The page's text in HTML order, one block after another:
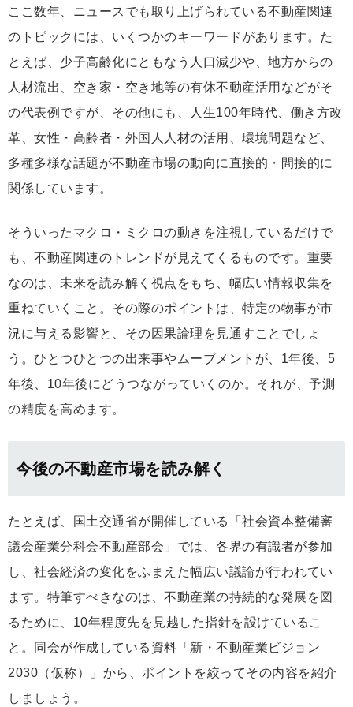
ここ数年、ニュースでも取り上げられている不動産関連
のトピックには、いくつかのキーワードがあります。た
とえば、少子高齢化にともなう人口減少や、地方からの
人材流出、空き家・空き地等の有休不動産活用などがそ
の代表例ですが、その他にも、人生100年時代、働き方改
革、女性・高齢者・外国人人材の活用、環境問題など、
多種多様な話題が不動産市場の動向に直接的・間接的に
関係しています。
そういったマクロ・ミクロの動きを注視しているだけで
も、不動産関連のトレンドが見えてくるものです。重要
なのは、未来を読み解く視点をもち、幅広い情報収集を
重ねていくこと。その際のポイントは、特定の物事が市
況に与える影響と、その因果論理を見通すことでしょ
う。ひとつひとつの出来事やムーブメントが、1年後、5
年後、10年後にどうつながっていくのか。それが、予測
の精度を高めます。
今後の不動産市場を読み解く
たとえば、国土交通省が開催している「社会資本整備審
議会産業分科会不動産部会」では、各界の有識者が参加
し、社会経済の変化をふまえた幅広い議論が行われてい
ます。特筆すべきなのは、不動産業の持続的な発展を図
るために、10年程度先を見越した指針を設けているこ
と。同会が作成している資料「新・不動産業ビジョン
2030（仮称）」から、ポイントを絞ってその内容を紹介
しましょう。